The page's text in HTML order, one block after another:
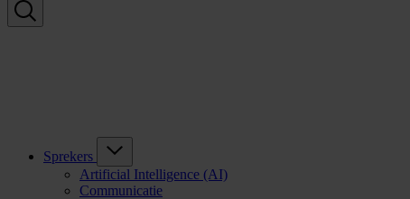
Sprekers
Artificial Intelligence (AI)
Communicatie